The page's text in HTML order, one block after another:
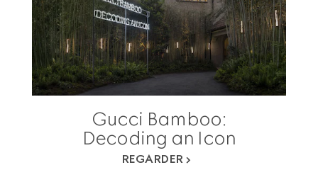
Gucci Bamboo:
Decoding an Icon
REGARDER